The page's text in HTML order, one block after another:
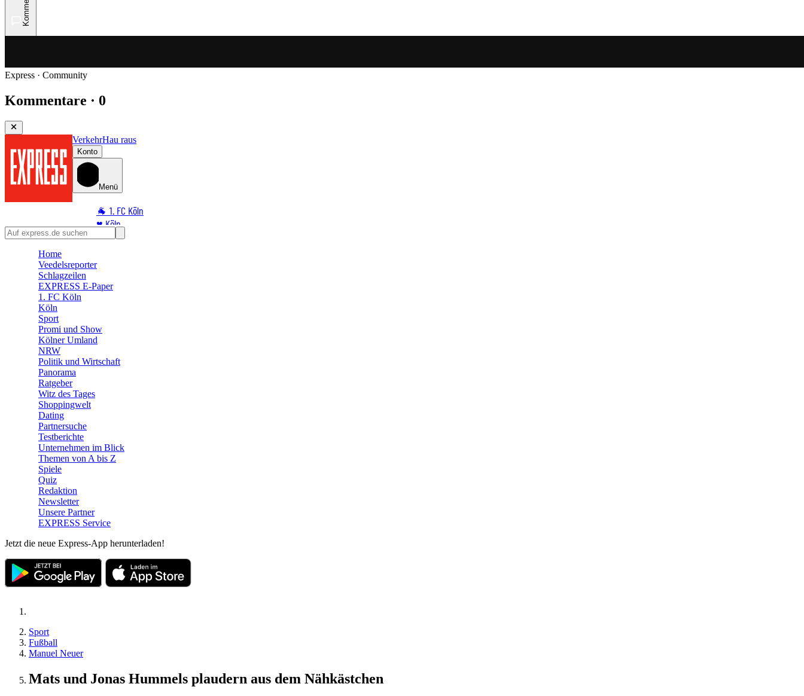
Express · Community
Kommentare · 0
VerkehrHau raus
Konto
Menü
🐐 1. FC Köln
♥️ Köln
⭐ Promi
🛒 Shoppingwelt
🧩 Spiele
Home
Veedelsreporter
Schlagzeilen
EXPRESS E-Paper
1. FC Köln
Köln
Sport
Promi und Show
Kölner Umland
NRW
Politik und Wirtschaft
Panorama
Ratgeber
Witz des Tages
Shoppingwelt
Dating
Partnersuche
Testberichte
Unternehmen im Blick
Themen von A bis Z
Spiele
Quiz
Redaktion
Newsletter
Unsere Partner
EXPRESS Service
Jetzt die neue Express-App herunterladen!
Sport
Fußball
Manuel Neuer
Mats und Jonas Hummels plaudern aus dem Nähkästchen